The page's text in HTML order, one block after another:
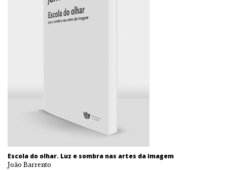
Escola do olhar. Luz e sombra nas artes da imagem
João Barrento